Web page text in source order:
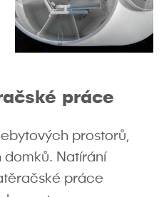
práce
prostorů,
domků. Natírání
práce